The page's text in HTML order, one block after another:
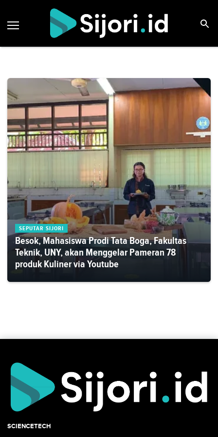
SEPUTAR SIJORI
Besok, Mahasiswa Prodi Tata Boga, Fakultas
Teknik, UNY, akan Menggelar Pameran 78
produk Kuliner via Youtube
SCIENCETECH